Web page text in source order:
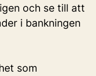
och se till att
i bankningen
som